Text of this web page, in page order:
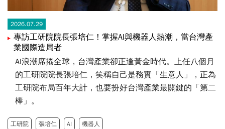
2026.07.29
專訪工研院院長張培仁！掌握AI與機器人熱潮，當台灣產
業國際造局者
AI浪潮席捲全球，台灣產業卻正逢黃金時代。上任八個月
的工研院院長張培仁，笑稱自己是務實「生意人」，正為
工研院布局百年大計，也要扮好台灣產業最關鍵的「第二
棒」。
工研院 張培仁 AI 機器人